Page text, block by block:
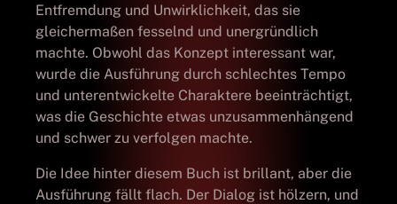
Entfremdung und Unwirklichkeit, das sie
gleichermaßen fesselnd und unergründlich
machte. Obwohl das Konzept interessant war,
wurde die Ausführung durch schlechtes Tempo
und unterentwickelte Charaktere beeinträchtigt,
was die Geschichte etwas unzusammenhängend
und schwer zu verfolgen machte.
Die Idee hinter diesem Buch ist brillant, aber die
Ausführung fällt flach. Der Dialog ist hölzern, und